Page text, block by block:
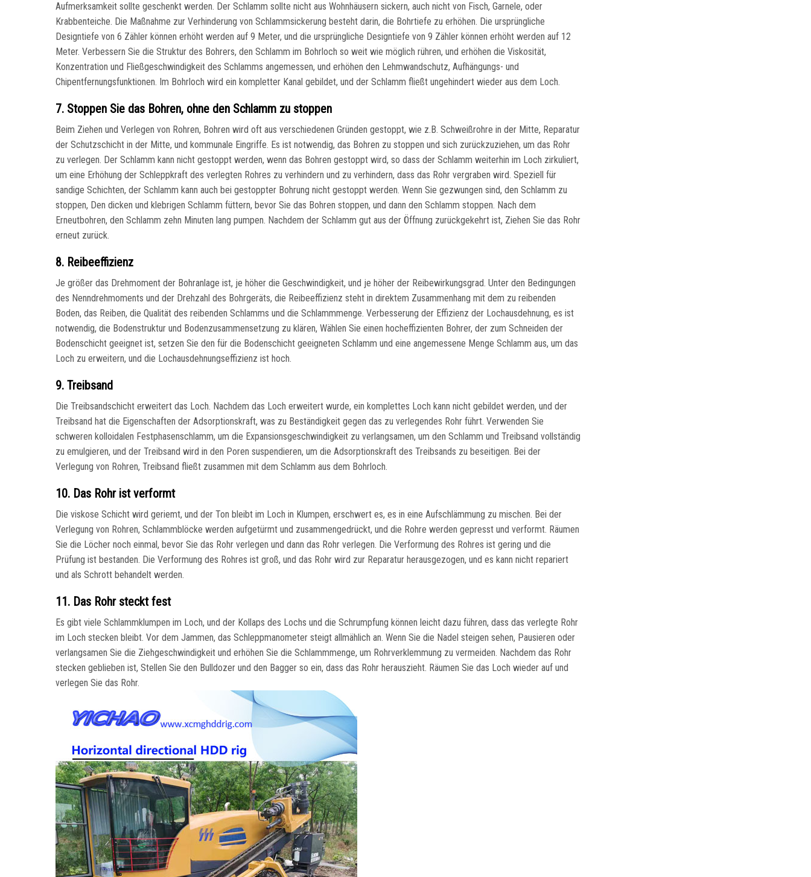
Aufmerksamkeit sollte geschenkt werden. Der Schlamm sollte nicht aus Wohnhäusern sickern, auch nicht von Fisch, Garnele, oder
Krabbenteiche. Die Maßnahme zur Verhinderung von Schlammsickerung besteht darin, die Bohrtiefe zu erhöhen. Die ursprüngliche
Designtiefe von 6 Zähler können erhöht werden auf 9 Meter, und die ursprüngliche Designtiefe von 9 Zähler können erhöht werden auf 12
Meter. Verbessern Sie die Struktur des Bohrers, den Schlamm im Bohrloch so weit wie möglich rühren, und erhöhen die Viskosität,
Konzentration und Fließgeschwindigkeit des Schlamms angemessen, und erhöhen den Lehmwandschutz, Aufhängungs- und
Chipentfernungsfunktionen. Im Bohrloch wird ein kompletter Kanal gebildet, und der Schlamm fließt ungehindert wieder aus dem Loch.
7. Stoppen Sie das Bohren, ohne den Schlamm zu stoppen
Beim Ziehen und Verlegen von Rohren, Bohren wird oft aus verschiedenen Gründen gestoppt, wie z.B. Schweißrohre in der Mitte, Reparatur
der Schutzschicht in der Mitte, und kommunale Eingriffe. Es ist notwendig, das Bohren zu stoppen und sich zurückzuziehen, um das Rohr
zu verlegen. Der Schlamm kann nicht gestoppt werden, wenn das Bohren gestoppt wird, so dass der Schlamm weiterhin im Loch zirkuliert,
um eine Erhöhung der Schleppkraft des verlegten Rohres zu verhindern und zu verhindern, dass das Rohr vergraben wird. Speziell für
sandige Schichten, der Schlamm kann auch bei gestoppter Bohrung nicht gestoppt werden. Wenn Sie gezwungen sind, den Schlamm zu
stoppen, Den dicken und klebrigen Schlamm füttern, bevor Sie das Bohren stoppen, und dann den Schlamm stoppen. Nach dem
Erneutbohren, den Schlamm zehn Minuten lang pumpen. Nachdem der Schlamm gut aus der Öffnung zurückgekehrt ist, Ziehen Sie das Rohr
erneut zurück.
8. Reibeeffizienz
Je größer das Drehmoment der Bohranlage ist, je höher die Geschwindigkeit, und je höher der Reibewirkungsgrad. Unter den Bedingungen
des Nenndrehmoments und der Drehzahl des Bohrgeräts, die Reibeeffizienz steht in direktem Zusammenhang mit dem zu reibenden
Boden, das Reiben, die Qualität des reibenden Schlamms und die Schlammmenge. Verbesserung der Effizienz der Lochausdehnung, es ist
notwendig, die Bodenstruktur und Bodenzusammensetzung zu klären, Wählen Sie einen hocheffizienten Bohrer, der zum Schneiden der
Bodenschicht geeignet ist, setzen Sie den für die Bodenschicht geeigneten Schlamm und eine angemessene Menge Schlamm aus, um das
Loch zu erweitern, und die Lochausdehnungseffizienz ist hoch.
9. Treibsand
Die Treibsandschicht erweitert das Loch. Nachdem das Loch erweitert wurde, ein komplettes Loch kann nicht gebildet werden, und der
Treibsand hat die Eigenschaften der Adsorptionskraft, was zu Beständigkeit gegen das zu verlegendes Rohr führt. Verwenden Sie
schweren kolloidalen Festphasenschlamm, um die Expansionsgeschwindigkeit zu verlangsamen, um den Schlamm und Treibsand vollständig
zu emulgieren, und der Treibsand wird in den Poren suspendieren, um die Adsorptionskraft des Treibsands zu beseitigen. Bei der
Verlegung von Rohren, Treibsand fließt zusammen mit dem Schlamm aus dem Bohrloch.
10. Das Rohr ist verformt
Die viskose Schicht wird geriemt, und der Ton bleibt im Loch in Klumpen, erschwert es, es in eine Aufschlämmung zu mischen. Bei der
Verlegung von Rohren, Schlammblöcke werden aufgetürmt und zusammengedrückt, und die Rohre werden gepresst und verformt. Räumen
Sie die Löcher noch einmal, bevor Sie das Rohr verlegen und dann das Rohr verlegen. Die Verformung des Rohres ist gering und die
Prüfung ist bestanden. Die Verformung des Rohres ist groß, und das Rohr wird zur Reparatur herausgezogen, und es kann nicht repariert
und als Schrott behandelt werden.
11. Das Rohr steckt fest
Es gibt viele Schlammklumpen im Loch, und der Kollaps des Lochs und die Schrumpfung können leicht dazu führen, dass das verlegte Rohr
im Loch stecken bleibt. Vor dem Jammen, das Schleppmanometer steigt allmählich an. Wenn Sie die Nadel steigen sehen, Pausieren oder
verlangsamen Sie die Ziehgeschwindigkeit und erhöhen Sie die Schlammmenge, um Rohrverklemmung zu vermeiden. Nachdem das Rohr
stecken geblieben ist, Stellen Sie den Bulldozer und den Bagger so ein, dass das Rohr herauszieht. Räumen Sie das Loch wieder auf und
verlegen Sie das Rohr.